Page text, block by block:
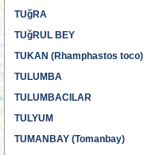
TUğRA
TUğRUL BEY
TUKAN (Rhamphastos toco)
TULUMBA
TULUMBACILAR
TULYUM
TUMANBAY (Tomanbay)